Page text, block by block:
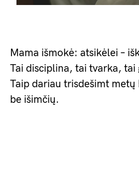
Mama išmokė: atsikėlei –
Tai disciplina, tai tvarka, tai
Taip dariau trisdešimt metų
be išimčių.